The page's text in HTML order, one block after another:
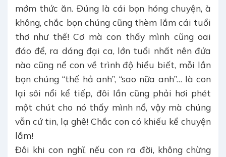
mớm thức ăn. Đúng là cái bọn hóng chuyện, à
không, chắc bọn chúng cũng thèm lắm cái tuổi
thơ như thế! Cơ mà con thấy mình cũng oai
đáo để, ra dáng đại ca, lớn tuổi nhất nên đứa
nào cũng nể con về trình độ hiểu biết, mỗi lần
bọn chúng “thế hả anh”, “sao nữa anh”… là con
lại sôi nổi kể tiếp, đôi lần cũng phải hơi phét
một chút cho nó thấy mình nổ, vậy mà chúng
vẫn cứ tin, lạ ghê! Chắc con có khiếu kể chuyện
lắm!
Đôi khi con nghĩ, nếu con ra đời, không chừng